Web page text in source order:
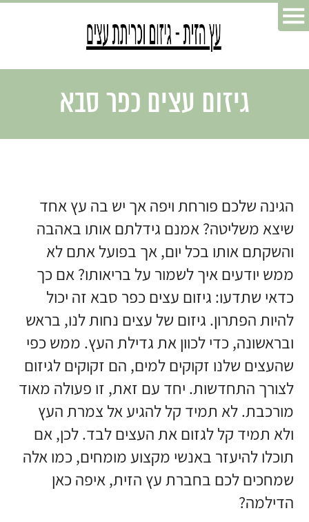
גיזום עצים כפר סבא
הגינה שלכם פורחת ויפה אך יש בה עץ אחד
שיצא משליטה? אמנם גידלתם אותו באהבה
והשקתם אותו בכל יום, אך בפועל אתם לא
ממש יודעים איך לשמור על בריאותו? אם כך
כדאי שתדעו: גיזום עצים כפר סבא זה יכול
להיות הפתרון. גיזום של עצים נחות לנו, בראש
ובראשונה, כדי לכוון את גדילת העץ. ממש כפי
שהעצים שלנו זקוקים למים, הם זקוקים לגיזום
לצורך התחדשות. יחד עם זאת, זו פעולה מאוד
מורכבת. לא תמיד קל להגיע אל צמרת העץ
ולא תמיד קל לגזום את העצים לבד. לכן, אם
תוכלו להיעזר באנשי מקצוע מומחים, כמו אלה
שמחכים לכם בחברת עץ הזית, איפה כאן
הדילמה?